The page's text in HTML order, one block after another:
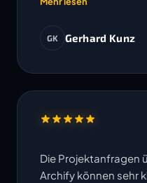
GK Gerhard Kunz
Die Projektanfragen
Archify können sehr